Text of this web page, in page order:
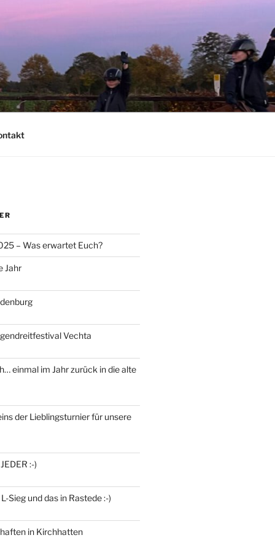
– Was erwartet Euch?
Jahr
Vechta
einmal im Jahr zurück in die alte
der Lieblingsturnier für unsere
:-)
Sieg und das in Rastede :-)
in Kirchhatten